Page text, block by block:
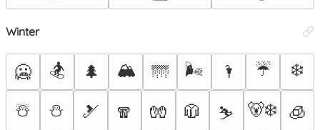
Winter
🥶 🏂 🌲 🏔️ 🌁 🌬️ 🌂 ☔
❄️
☃️
⛄ 🎿 🧣 🧤 🧥 ⛷️ 🐻‍❄️
🧊